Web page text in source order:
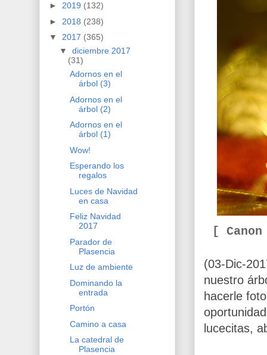
[
(03-Dic-
nuestro
hacerle
lucecitas,
► 2019 (132)
► 2018 (238)
▼ 2017 (365)
▼ diciembre 2017
(31)
Adornos en el
árbol (3)
Adornos en el
árbol (2)
Adornos en el
árbol (1)
Wow!
Esperando los
regalos
Luces de Navidad
en casa
Feliz Navidad
2017
Parador de
Plasencia
Luz de ambiente
Dominando la
entrada
Portón
Camino a casa
La catedral de
Plasencia